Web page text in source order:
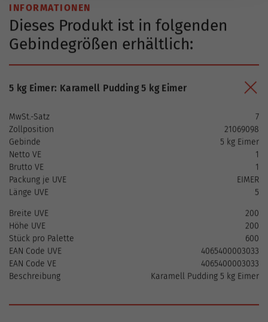
INFORMATIONEN
Dieses Produkt ist in folgenden
Gebindegrößen erhältlich:
5 kg Eimer: Karamell Pudding 5 kg Eimer
MwSt.-Satz
7
Zollposition
21069098
Gebinde
5 kg Eimer
Netto VE
1
Brutto VE
1
Packung je UVE
EIMER
Länge UVE
5
Breite UVE
200
Höhe UVE
200
Stück pro Palette
600
EAN Code UVE
4065400003033
EAN Code VE
4065400003033
Beschreibung
Karamell Pudding 5 kg Eimer